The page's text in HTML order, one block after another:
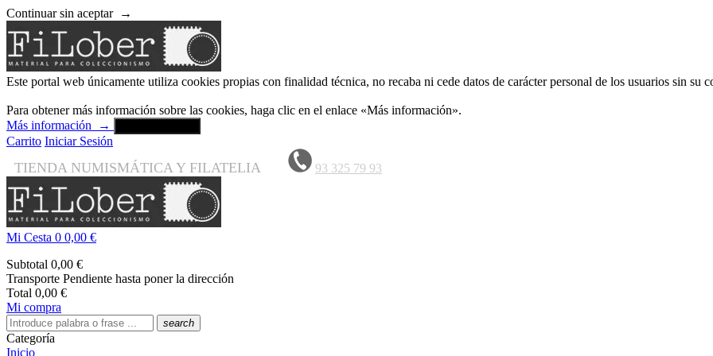
Continuar sin aceptar →
Este portal web únicamente utiliza cookies propias con finalidad técnica, no recaba ni cede datos de carácter personal de los usuarios sin su
Para obtener más información sobre las cookies, haga clic en el enlace «Más información».
Más información
→
Carrito Iniciar Sesión
TIENDA NUMISMÁTICA Y FILATELIA 93 325 79 93
Mi Cesta 0 0,00 €
Subtotal 0,00 €
Transporte Pendiente hasta poner la dirección
Total 0,00 €
Mi compra
search
Categoría
Inicio